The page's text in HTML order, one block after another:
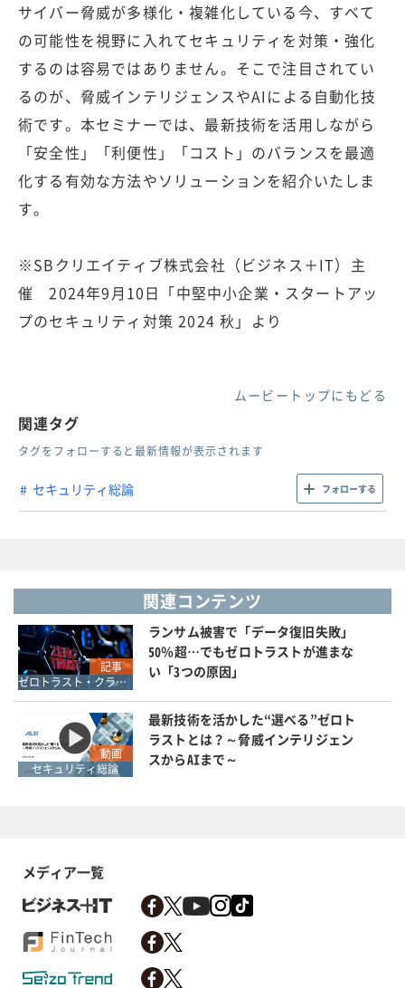
サイバー脅威が多様化・複雑化している今、すべて
の可能性を視野に入れてセキュリティを対策・強化
するのは容易ではありません。そこで注目されてい
るのが、脅威インテリジェンスやAIによる自動化技
術です。本セミナーでは、最新技術を活用しながら
「安全性」「利便性」「コスト」のバランスを最適
化する有効な方法やソリューションを紹介いたしま
す。
※SBクリエイティブ株式会社（ビジネス＋IT）主
催 2024年9月10日「中堅中小企業・スタートアッ
プのセキュリティ対策 2024 秋」より
ムービートップにもどる
関連タグ
タグをフォローすると最新情報が表示されます
セキュリティ総論 フォローする
関連コンテンツ
記事
ゼロトラスト・クラウドセキュリティ・SASE
ランサム被害で「データ復旧失敗」
50％超…でもゼロトラストが進まな
い「3つの原因」
動画
セキュリティ総論
最新技術を活かした“選べる”ゼロト
ラストとは？～脅威インテリジェン
スからAIまで～
メディア一覧